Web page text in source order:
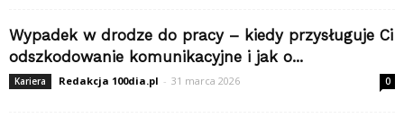
Wypadek w drodze do pracy – kiedy przysługuje Ci
odszkodowanie komunikacyjne i jak o...
Kariera Redakcja 100dia.pl - 31 marca 2026 0